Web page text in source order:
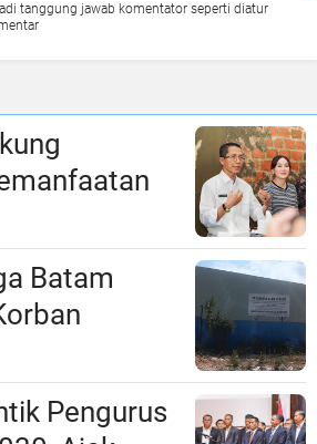
tanggung jawab komentator seperti diatur
Batam
Hingga
Laporan ke
di
Pengurus